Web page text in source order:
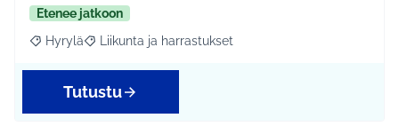
Etenee jatkoon
Rajaa tulokset aihepiirin mukaan: Hyrylä
Hyrylä Rajaa tulokset teeman mukaan: Liikunta ja
Liikunta ja harrastukset
Tutustu